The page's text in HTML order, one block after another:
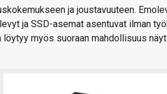
ja joustavuuteen.
ja SSD-asemat asentuvat ilman
myös suoraan mahdollisuus